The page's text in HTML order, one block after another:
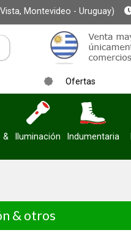
Montevideo - Uruguay)
Ofertas
&
Iluminación Indumentaria
& otros